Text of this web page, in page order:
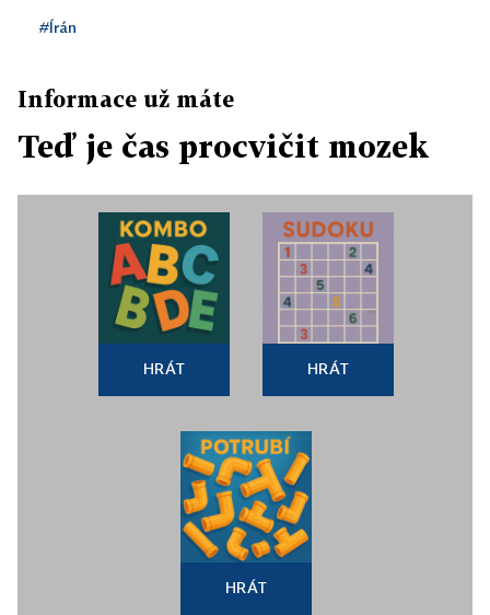
#Írán
Informace už máte
Teď je čas procvičit mozek
HRÁT HRÁT
HRÁT